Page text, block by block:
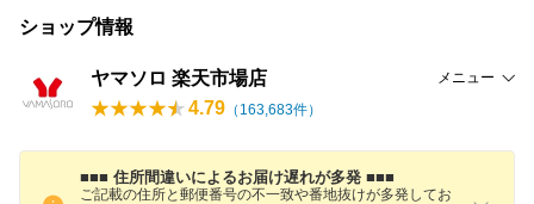
ショップ情報
ヤマソロ 楽天市場店 メニュー
4.79 （ 163,683件）
■■■ 住所間違いによるお届け遅れが多発 ■■■
ご記載の住所と郵便番号の不一致や番地抜けが多発してお